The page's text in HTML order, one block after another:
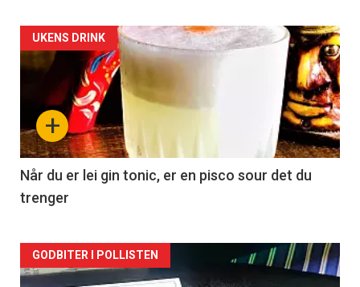
Forsiden
akkurat
nå
-
2
+
UKENS DRINK
Når du er lei gin tonic, er en pisco sour det du
trenger
Forsiden
GODBITER I POLLISTEN